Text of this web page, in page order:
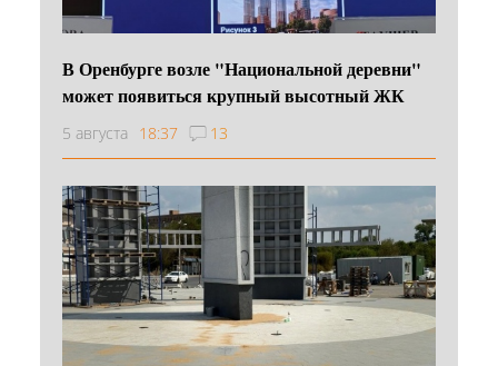
В Оренбурге возле "Национальной деревни"
может появиться крупный высотный ЖК
5 августа 18:37 13